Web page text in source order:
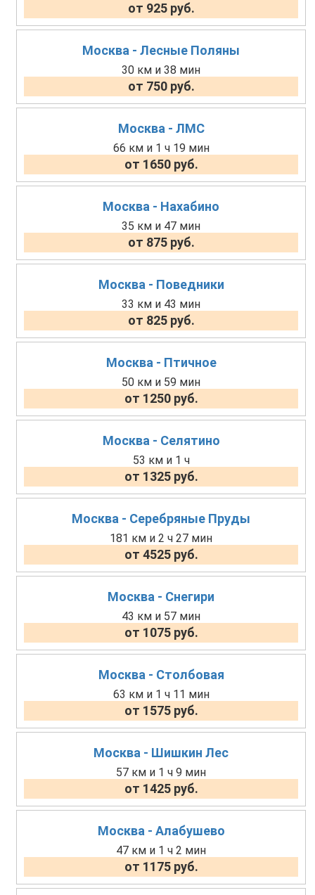
от 925 руб.
Москва - Лесные Поляны
30 км и 38 мин
от 750 руб.
Москва - ЛМС
66 км и 1 ч 19 мин
от 1650 руб.
Москва - Нахабино
35 км и 47 мин
от 875 руб.
Москва - Поведники
33 км и 43 мин
от 825 руб.
Москва - Птичное
50 км и 59 мин
от 1250 руб.
Москва - Селятино
53 км и 1 ч
от 1325 руб.
Москва - Серебряные Пруды
181 км и 2 ч 27 мин
от 4525 руб.
Москва - Снегири
43 км и 57 мин
от 1075 руб.
Москва - Столбовая
63 км и 1 ч 11 мин
от 1575 руб.
Москва - Шишкин Лес
57 км и 1 ч 9 мин
от 1425 руб.
Москва - Алабушево
47 км и 1 ч 2 мин
от 1175 руб.